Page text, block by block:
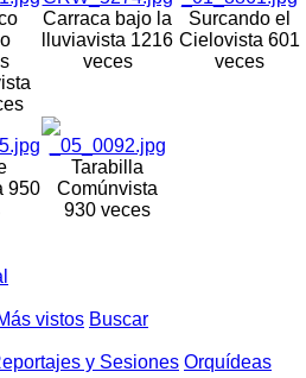
Carraca bajo la
lluviavista 1216
veces
Surcando el
Cielovista 601
veces
950
Tarabilla
Comúnvista
930 veces
vistos Buscar
y Sesiones Orquídeas